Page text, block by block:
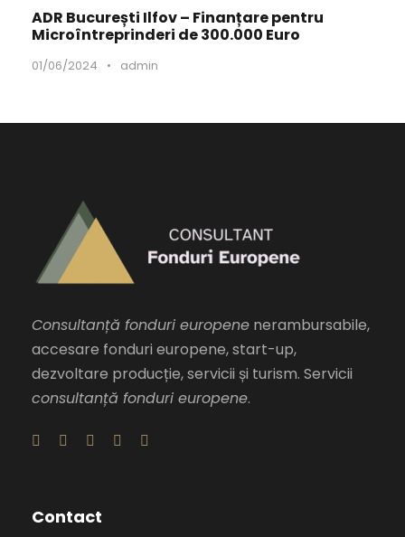
ADR București Ilfov – Finanțare pentru
Microîntreprinderi de 300.000 Euro
01/06/2024 • admin
Consultanță fonduri europene nerambursabile,
accesare fonduri europene, start-up,
dezvoltare producție, servicii și turism. Servicii
consultanță fonduri europene.
Contact